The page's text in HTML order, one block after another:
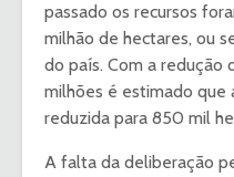
passado os recursos
milhão de hectares, ou
do país. Com a redução
milhões é estimado que
reduzida para 850 mil
A falta da deliberação